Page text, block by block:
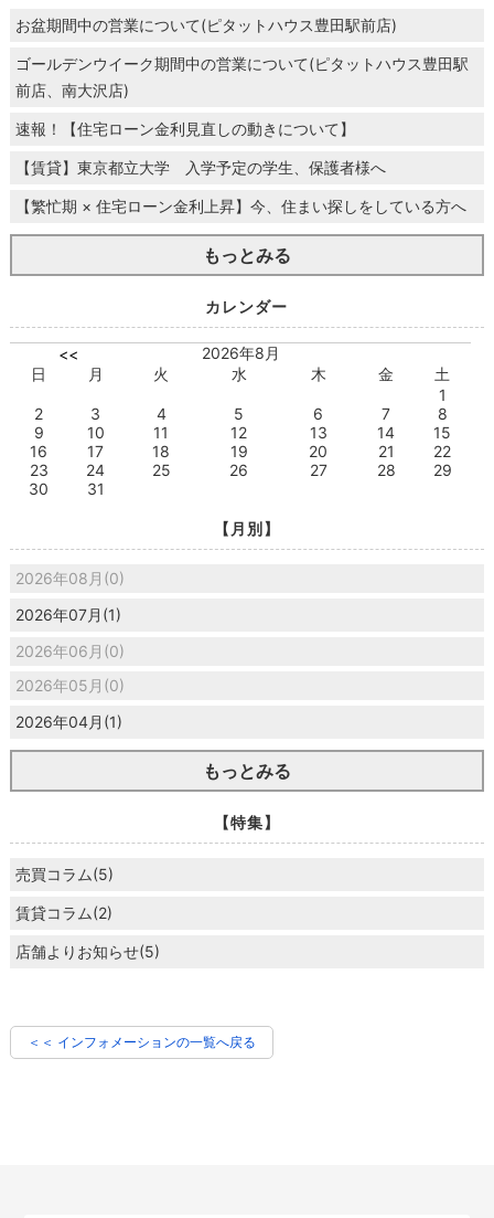
お盆期間中の営業について(ピタットハウス豊田駅前店)
ゴールデンウイーク期間中の営業について(ピタットハウス豊田駅
前店、南大沢店)
速報！【住宅ローン金利見直しの動きについて】
【賃貸】東京都立大学 入学予定の学生、保護者様へ
【繁忙期 × 住宅ローン金利上昇】今、住まい探しをしている方へ
もっとみる
カレンダー
<<
2026年8月
日
月 火 水 木 金
土
1
2
3 4 5 6 7
8
9
10 11 12 13 14
15
16
17 18 19 20 21
22
23
24 25 26 27 28
29
30
31
【月別】
2026年08月(0)
2026年07月(1)
2026年06月(0)
2026年05月(0)
2026年04月(1)
もっとみる
【特集】
売買コラム(5)
賃貸コラム(2)
店舗よりお知らせ(5)
＜＜ インフォメーションの一覧へ戻る